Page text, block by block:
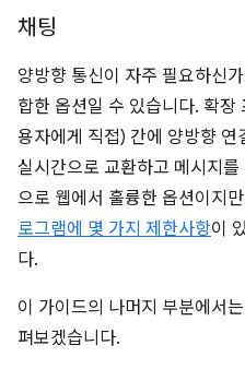
채팅
양방향 통신이 자주 필요하신
합한 옵션일 수 있습니다. 확
용자에게 직접) 간에 양방향
실시간으로 교환하고 메시지
으로 웹에서 훌륭한 옵션이지
로그램에 몇 가지 제한사항이
다.
이 가이드의 나머지 부분에서
펴보겠습니다.